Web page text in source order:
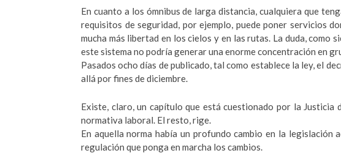
En cuanto a los ómnibus de larga distancia, cualquiera que
requisitos de seguridad, por ejemplo, puede poner servicios
mucha más libertad en los cielos y en las rutas. La duda, como
este sistema no podría generar una enorme concentración en
Pasados ocho días de publicado, tal como establece la ley, el
allá por fines de diciembre.
Existe, claro, un capítulo que está cuestionado por la
normativa laboral. El resto, rige.
En aquella norma había un profundo cambio en la legislación
regulación que ponga en marcha los cambios.